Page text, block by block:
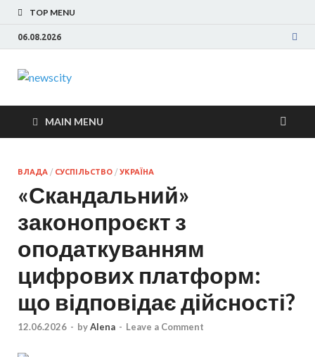
TOP MENU
06.08.2026
NewsCity —
свежие новости
Запорожья
сегодня
сегодня. События Запорожья, коррупция,
политика, дтп, новости спорта
MAIN MENU
ВЛАДА / СУСПІЛЬСТВО / УКРАЇНА
«Скандальний»
законопроєкт з
оподаткуванням
цифрових платформ:
що відповідає дійсності?
12.06.2026 - byAlena - Leave a Comment